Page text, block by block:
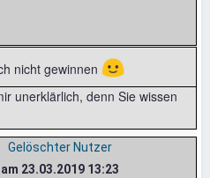
nicht gewinnen 🙂
unerklärlich, denn Sie wissen
Gelöschter Nutzer
am 23.03.2019 13:23